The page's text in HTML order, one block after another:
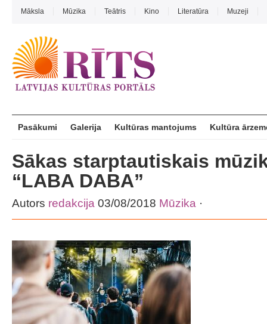
Māksla Mūzika Teātris Kino Literatūra Muzeji
Pasākumi Galerija Kultūras mantojums Kultūra
Sākas starptautiskais
“LABA DABA”
Autors redakcija 03/08/2018 Mūzika ·